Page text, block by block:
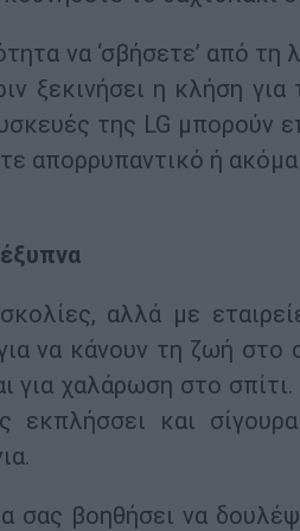
να ‘σβήσετε’ από τη
ξεκινήσει η κλήση
της LG μπορούν
απορρυπαντικό ή
αλλά με
να κάνουν τη ζωή στο
χαλάρωση στο
εκπλήσσει και
βοηθήσει να